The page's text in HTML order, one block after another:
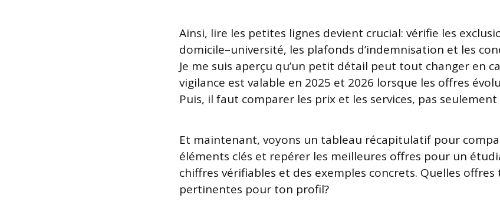
Ainsi, lire les petites lignes devient crucial: vérifie les
domicile–université, les plafonds d’indemnisation et les
Je me suis aperçu qu’un petit détail peut tout changer en
vigilance est valable en 2025 et 2026 lorsque les offres
Puis, il faut comparer les prix et les services, pas
Et maintenant, voyons un tableau récapitulatif pour
éléments clés et repérer les meilleures offres pour un
chiffres vérifiables et des exemples concrets. Quelles
pertinentes pour ton profil?